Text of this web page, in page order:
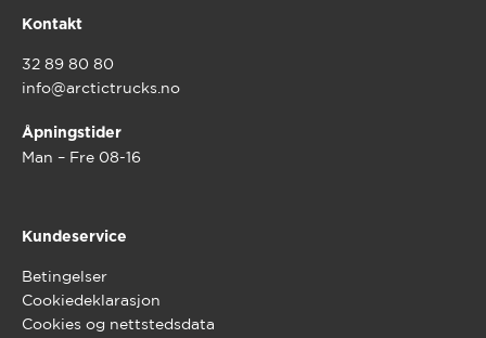
Kontakt
32 89 80 80
info@arctictrucks.no
Åpningstider
Man – Fre 08-16
Kundeservice
Betingelser
Cookiedeklarasjon
Cookies og nettstedsdata